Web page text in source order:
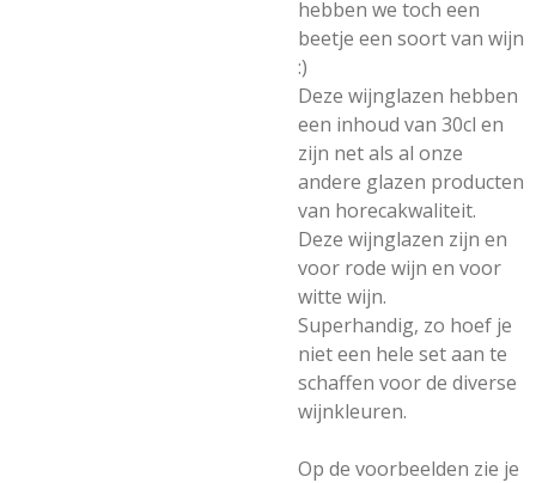
hebben we toch een
beetje een soort van wijn
:)
Deze wijnglazen hebben
een inhoud van 30cl en
zijn net als al onze
andere glazen producten
van horecakwaliteit.
Deze wijnglazen zijn en
voor rode wijn en voor
witte wijn.
Superhandig, zo hoef je
niet een hele set aan te
schaffen voor de diverse
wijnkleuren.
Op de voorbeelden zie je